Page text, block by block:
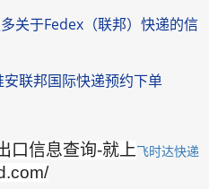
关于Fedex（联邦）快递的信
联邦国际快递预约下单
口信息查询-就上飞时达快递